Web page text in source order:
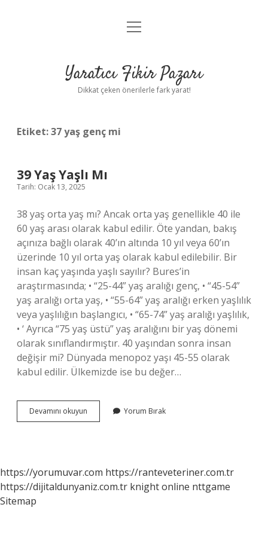
Anasayfa
Yasal Uyarı
menüyü
Yaratıcı Fikir Pazarı
Dikkat çeken önerilerle fark yarat!
Etiket:37 yaş genç mi
39 Yaş Yaşlı Mı
Tarih: Ocak 13, 2025
38 yaş orta yaş mı? Ancak orta yaş genellikle 40 ile
60 yaş arası olarak kabul edilir. Öte yandan, bakış
açınıza bağlı olarak 40’ın altında 10 yıl veya 60’ın
üzerinde 10 yıl orta yaş olarak kabul edilebilir. Bir
insan kaç yaşında yaşlı sayılır? Bures’in
araştırmasında; • “25-44” yaş aralığı genç, • “45-54”
yaş aralığı orta yaş, • “55-64” yaş aralığı erken yaşlılık
veya yaşlılığın başlangıcı, • “65-74” yaş aralığı yaşlılık,
• ‘ Ayrıca “75 yaş üstü” yaş aralığını bir yaş dönemi
olarak sınıflandırmıştır. 40 yaşından sonra insan
değişir mi? Dünyada menopoz yaşı 45-55 olarak
kabul edilir. Ülkemizde ise bu değer…
Devamını okuyun
Yaş
Yorum Bırak
https://yorumuvar.com https://ranteveteriner.com.tr
https://dijitaldunyaniz.com.tr knight online nttgame
Sitemap